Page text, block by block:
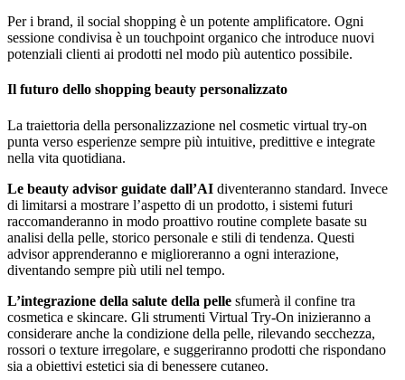
Per i brand, il social shopping è un potente amplificatore. Ogni
sessione condivisa è un touchpoint organico che introduce nuovi
potenziali clienti ai prodotti nel modo più autentico possibile.
Il futuro dello shopping beauty personalizzato
La traiettoria della personalizzazione nel cosmetic virtual try-on
punta verso esperienze sempre più intuitive, predittive e integrate
nella vita quotidiana.
Le beauty advisor guidate dall’AI diventeranno standard. Invece
di limitarsi a mostrare l’aspetto di un prodotto, i sistemi futuri
raccomanderanno in modo proattivo routine complete basate su
analisi della pelle, storico personale e stili di tendenza. Questi
advisor apprenderanno e miglioreranno a ogni interazione,
diventando sempre più utili nel tempo.
L’integrazione della salute della pelle sfumerà il confine tra
cosmetica e skincare. Gli strumenti Virtual Try-On inizieranno a
considerare anche la condizione della pelle, rilevando secchezza,
rossori o texture irregolare, e suggeriranno prodotti che rispondano
sia a obiettivi estetici sia di benessere cutaneo.